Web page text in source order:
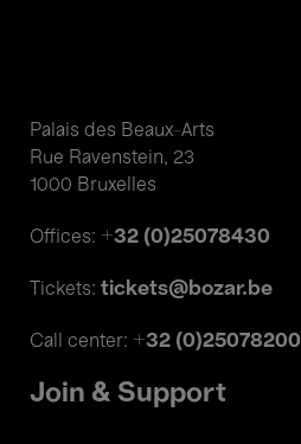
Palais des Beaux-Arts
Rue Ravenstein, 23
1000 Bruxelles
Offices: +32 (0)25078430
Tickets: tickets@bozar.be
Call center: +32 (0)25078200
Join & Support